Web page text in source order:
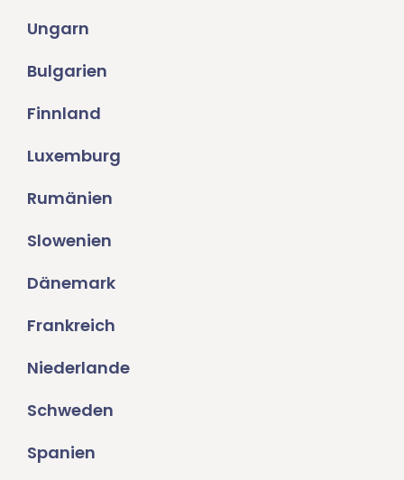
Ungarn
Bulgarien
Finnland
Luxemburg
Rumänien
Slowenien
Dänemark
Frankreich
Niederlande
Schweden
Spanien